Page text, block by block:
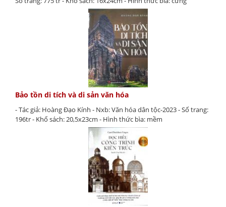
Bảo tồn di tích và di sản văn hóa
- Tác giả: Hoàng Đạo Kính - Nxb: Văn hóa dân tộc-2023 - Số trang:
196tr - Khổ sách: 20,5x23cm - Hình thức bìa: mềm